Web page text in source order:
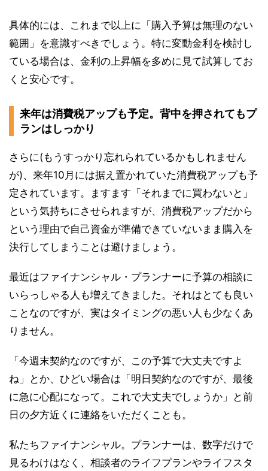
具体的には、これまで以上に「購入予算は無理のない
範囲」を意識すべきでしょう。特に変動金利を検討し
ている場合は、金利の上昇幅を多めに見て試算してお
くと安心です。
来年は消費税アップも予定。背中を押されてもプ
ランはしっかり
さらに(もうすっかり忘れられているかもしれません
が)、来年10月には据え置かれていた消費税アップも予
定されています。ますます「それまでに買わないと」
という気持ちにさせられますが、消費税アップだから
という理由で自己資金が準備できていないまま購入を
決行してしまうことは避けましょう。
最近はファイナンシャル・プランナーに予算の相談に
いらっしゃる人も増えてきました。それはとても良い
ことなのですが、実はタイミングの悪い人も少なくあ
りません。
「今週末契約なのですが、この予算で大丈夫ですよ
ね」とか、ひどい場合は「明日契約なのですが、最後
に急に心配になって。これで大丈夫でしょうか」と前
日の夕方近くに連絡をいただくことも。
私たちファイナンシャル。プランナーは、数字だけで
見るわけはなく、相談者のライフプランやライフスタ